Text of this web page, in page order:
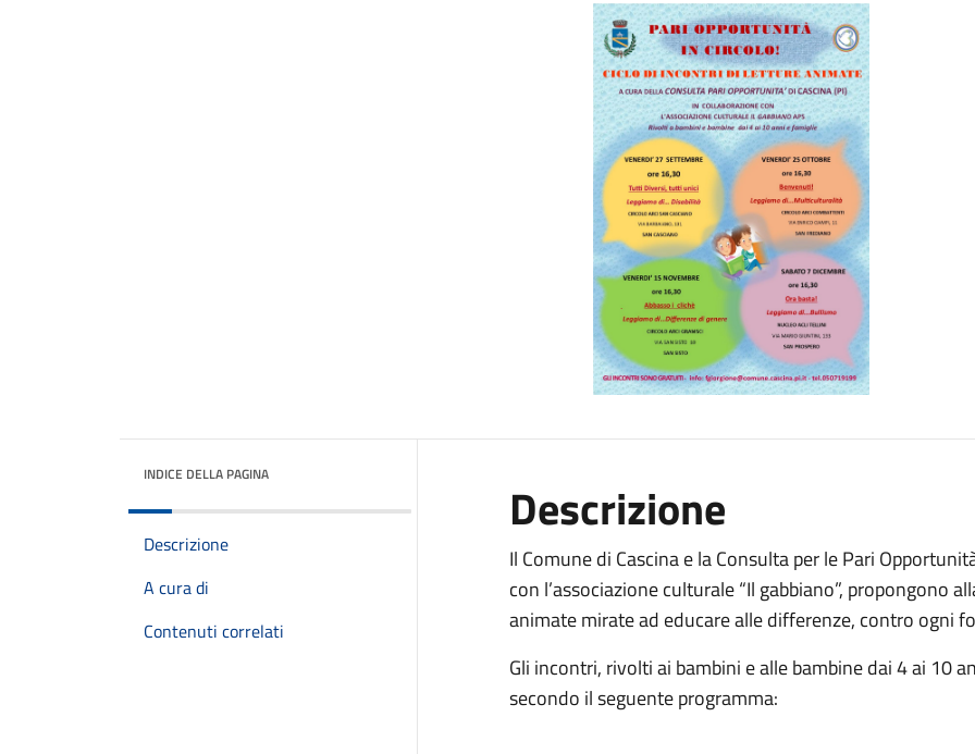
INDICE DELLA PAGINA
Descrizione
A cura di
Contenuti correlati
Descrizione
Il Comune di Cascina e la Consulta per le Pari
con l’associazione culturale “Il gabbiano”, propongono
animate mirate ad educare alle differenze, contro ogni
Gli incontri, rivolti ai bambini e alle bambine dai 4 ai 10
secondo il seguente programma: